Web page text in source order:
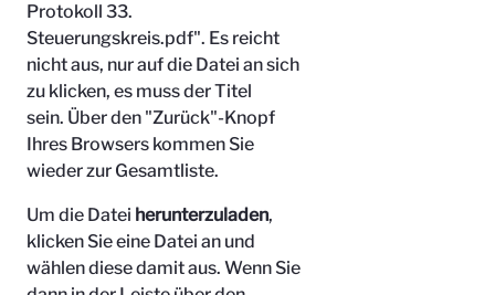
Protokoll 33.
Steuerungskreis.pdf". Es reicht
nicht aus, nur auf die Datei an sich
zu klicken, es muss der Titel
sein. Über den "Zurück"-Knopf
Ihres Browsers kommen Sie
wieder zur Gesamtliste.
Um die Datei herunterzuladen,
klicken Sie eine Datei an und
wählen diese damit aus. Wenn Sie